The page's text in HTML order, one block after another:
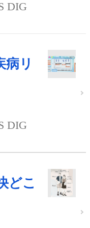
DIG
病リ
DIG
どこ